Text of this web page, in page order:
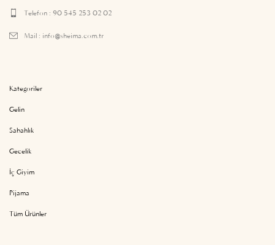
Telefon : 90 545 253 02 02
Mail : info@sheima.com.tr
Kategoriler
Gelin
Sabahlık
Gecelik
İç Giyim
Pijama
Tüm Ürünler